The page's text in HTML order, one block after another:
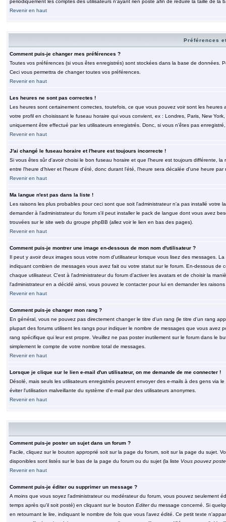
périodiquement les comptes des utilisateurs n'ayant rien posté afin de réduire la taille de
Revenir en haut
Préférences
Comment puis-je changer mes préférences ?
Toutes vos préférences (si vous êtes enregistrés) sont stockées dans la base de données.
Ceci vous permettra de changer toutes vos préférences.
Revenir en haut
Les heures ne sont pas correctes !
Les heures sont certainement correctes, toutefois, ce que vous pouvez voir sont les
votre profil en choisissant le fuseau horaire qui vous convient, ex : Londres, Paris, New
uniquement être effectué par les utilisateurs enregistrés. Donc, si vous n'êtes pas
Revenir en haut
J'ai changé le fuseau horaire et l'heure est toujours incorrecte !
Si vous êtes sûr d'avoir choisi le bon fuseau horaire et que l'heure est toujours différente,
entre l'heure d'hiver et l'heure d'été, donc durant l'été, l'heure sera décalée d'une heure par
Revenir en haut
Ma langue n'est pas dans la liste !
Les raisons les plus probables pour ceci sont que soit l'administrateur n'a pas installé
demander à l'administrateur du forum s'il peut installer le pack de langue dont vous avez
trouvées sur le site web du groupe phpBB (allez voir le lien en bas des pages).
Revenir en haut
Comment puis-je montrer une image en-dessous de mon nom d'utilisateur ?
Il peut y avoir deux images sous votre nom d'utilisateur lorsque vous lisez des messages.
indiquant combien de messages vous avez fait ou votre statut sur le forum. En-dessous
chaque utilisateur. C'est à l'administrateur du forum d'activer les avatars et de choisir la
l'administrateur en a décidé ainsi, vous pouvez le contacter pour lui en demander les
Revenir en haut
Comment puis-je changer mon rang ?
En général, vous ne pouvez pas directement changer le titre d'un rang (le titre d'un rang
plupart des forums utilisent les rangs pour indiquer le nombre de messages que vous avez
rang spécifique qui leur est propre. Veuillez ne pas poster inutilement sur le forum dans le
simplement le compte de votre nombre total de messages.
Revenir en haut
Lorsque je clique sur le lien e-mail d'un utilisateur, on me demande de me connecter !
Désolé, mais seuls les utilisateurs enregistrés peuvent envoyer des e-mails à des gens via
éviter l'utilisation malveillante du système d'e-mail par des utilisateurs anonymes.
Revenir en haut
Comment puis-je poster un sujet dans un forum ?
Facile, cliquez sur le bouton approprié soit sur la page du forum, soit sur la page du sujet.
disponibles sont listés sur le bas de la page du forum ou du sujet (la liste Vous pouvez
Revenir en haut
Comment puis-je éditer ou supprimer un message ?
A moins que vous soyez l'administrateur ou modérateur du forum, vous pouvez seulement
temps après qu'il soit posté) en cliquant sur le bouton Editerdu message concerné. Si
en retournant le lire, indiquant le nombre de fois que vous l'avez édité. Ce petit texte